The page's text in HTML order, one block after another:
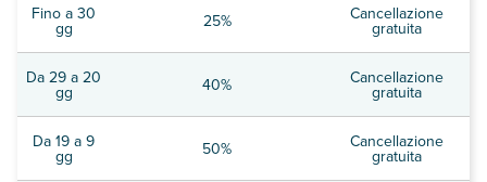
Fino a 30
gg 25% Cancellazione
gratuita
Da 29 a 20
gg 40% Cancellazione
gratuita
Da 19 a 9
gg 50% Cancellazione
gratuita